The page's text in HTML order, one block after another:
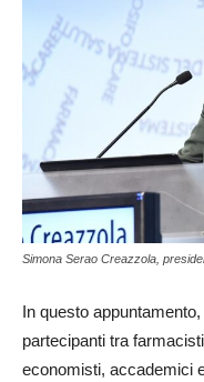
Simona Serao Creazzola,
In questo
partecipanti tra
economisti, accademici